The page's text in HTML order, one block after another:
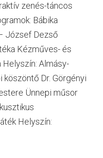
zenés-táncos
Bábika
József Dezső
Kézműves- és
Almásy-
köszöntő Dr. Görgényi
Ünnepi műsor
Helyszín: